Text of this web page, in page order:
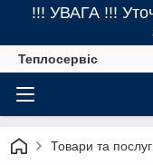
!!! УВАГА !!!
Теплосервіс
Товари та